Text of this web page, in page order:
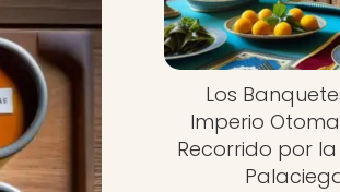
Los
Imperio
Recorrido por